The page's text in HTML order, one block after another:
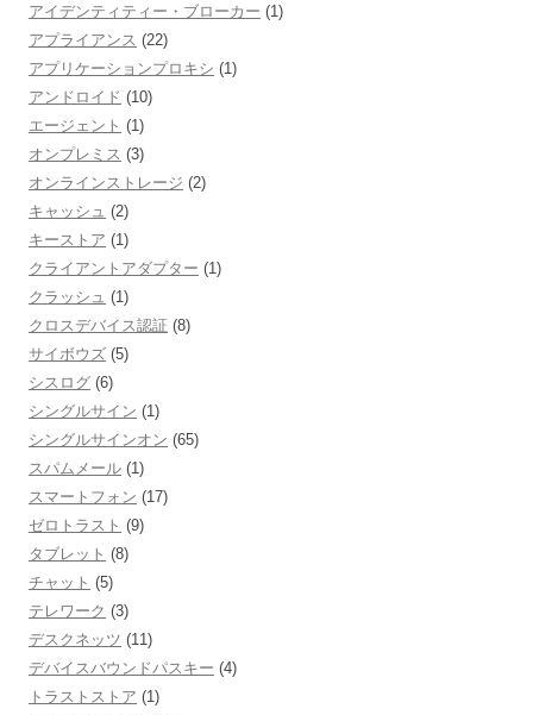
アイデンティティー・ブローカー (1)
アプライアンス (22)
アプリケーションプロキシ (1)
アンドロイド (10)
エージェント (1)
オンプレミス (3)
オンラインストレージ (2)
キャッシュ (2)
キーストア (1)
クライアントアダプター (1)
クラッシュ (1)
クロスデバイス認証 (8)
サイボウズ (5)
シスログ (6)
シングルサイン (1)
シングルサインオン (65)
スパムメール (1)
スマートフォン (17)
ゼロトラスト (9)
タブレット (8)
チャット (5)
テレワーク (3)
デスクネッツ (11)
デバイスバウンドパスキー (4)
トラストストア (1)